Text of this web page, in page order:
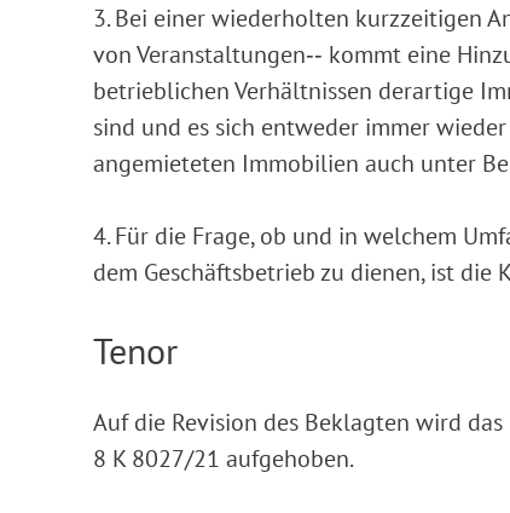
3. Bei einer wiederholten kurzzeitigen
von Veranstaltungen‑‑ kommt eine
betrieblichen Verhältnissen derartige
sind und es sich entweder immer
angemieteten Immobilien auch unter
4. Für die Frage, ob und in welchem
dem Geschäftsbetrieb zu dienen, ist die
Tenor
Auf die Revision des Beklagten wird
8 K 8027/21 aufgehoben.